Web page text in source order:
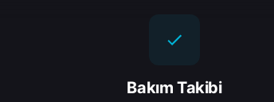
Bakım Takibi